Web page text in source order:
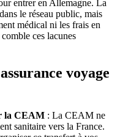
entrer en Allemagne. La
le réseau public, mais
médical ni les frais en
ces lacunes
voyage
la CEAM : La CEAM ne
sanitaire vers la France.